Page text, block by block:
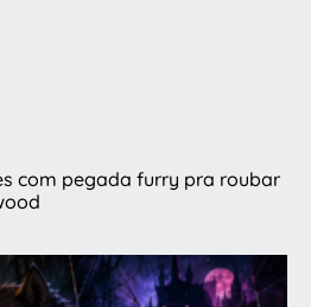
com pegada furry pra roubar